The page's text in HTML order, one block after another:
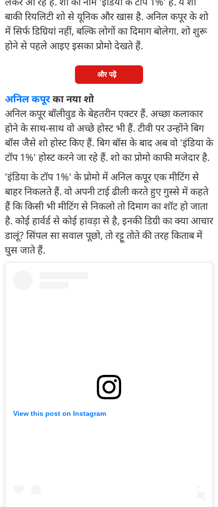
बाकी रियलिटी शो से यूनिक और खास है. अनिल कपूर के शो
में सिर्फ डिग्रियां नहीं, बल्कि लोगों का दिमाग बोलेगा. शो शुरू
होने से पहले आइए इसका प्रोमो देखते हैं.
और पढ़ें
अनिल कपूरका नया शो
अनिल कपूर बॉलीवुड के बेहतरीन एक्टर हैं. अच्छा कलाकार
होने के साथ-साथ वो अच्छे होस्ट भी हैं. टीवी पर उन्होंने बिग
बॉस जैसे शो होस्ट किए हैं. बिग बॉस के बाद अब वो 'इंडिया के
टॉप 1%' होस्ट करने जा रहे हैं. शो का प्रोमो काफी मजेदार है.
'इंडिया के टॉप 1%' के प्रोमो में अनिल कपूर एक मीटिंग से
बाहर निकलते हैं. वो अपनी टाई ढीली करते हुए गुस्से में कहते
हैं कि किसी भी मीटिंग से निकलो तो दिमाग का शॉट हो जाता
है. कोई हार्वर्ड से कोई हावड़ा से है, इनकी डिग्री का क्या आचार
डालूं? सिंपल सा सवाल पूछो, तो रट्टू तोते की तरह किताब में
घुस जाते हैं.
View this post on Instagram